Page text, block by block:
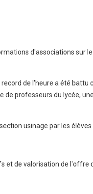
d'associations sur
de l'heure a été battu
de professeurs du lycée,
usinage par les élèves
et de valorisation de l'offre